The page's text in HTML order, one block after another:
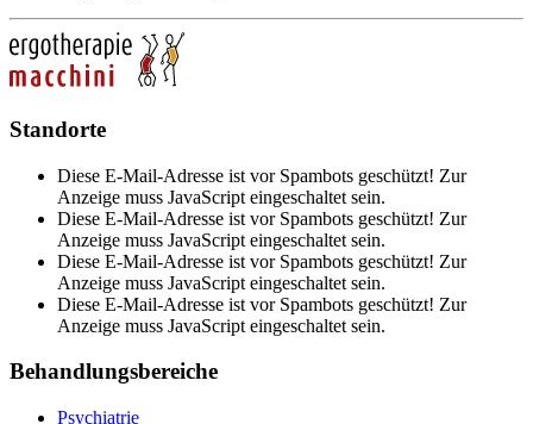
Standorte
Diese E-Mail-Adresse ist vor Spambots geschützt! Zur
Anzeige muss JavaScript eingeschaltet sein.
Diese E-Mail-Adresse ist vor Spambots geschützt! Zur
Anzeige muss JavaScript eingeschaltet sein.
Diese E-Mail-Adresse ist vor Spambots geschützt! Zur
Anzeige muss JavaScript eingeschaltet sein.
Diese E-Mail-Adresse ist vor Spambots geschützt! Zur
Anzeige muss JavaScript eingeschaltet sein.
Behandlungsbereiche
Psychiatrie